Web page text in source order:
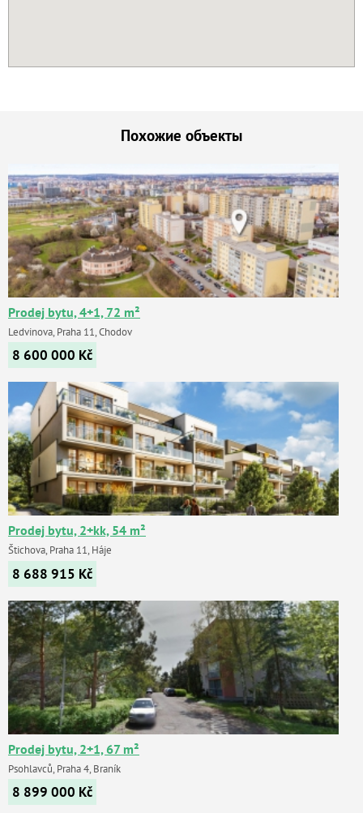
Похожие объекты
Prodej bytu, 4+1, 72 m²
Ledvinova, Praha 11, Chodov
8 600 000 Kč
Prodej bytu, 2+kk, 54 m²
Štichova, Praha 11, Háje
8 688 915 Kč
Prodej bytu, 2+1, 67 m²
Psohlavců, Praha 4, Braník
8 899 000 Kč